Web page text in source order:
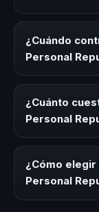
Influencia es
estrategias y
corporativos,
generar
¿Cuándo
Personal
Reputacion E
anuales,
o cuando tu
cultural
¿Cuánto
Personal
modalidad
En CHM
costo y una
tu presupuesto.
¿Cómo
Personal